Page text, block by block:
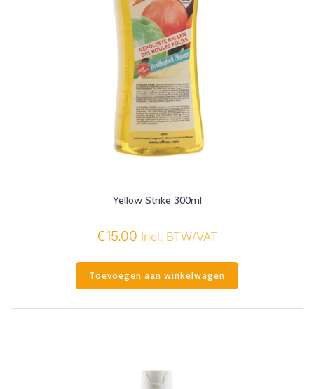
Yellow Strike 300ml
€15.00 Incl. BTW/VAT
Toevoegen aan winkelwagen